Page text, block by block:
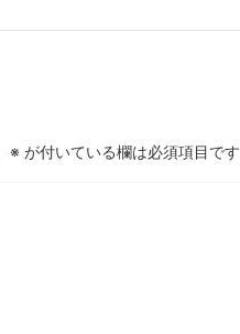
※ が付いている欄は必須項目です